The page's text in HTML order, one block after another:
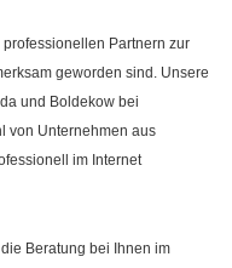
Partnern zur
geworden sind. Unsere
und Boldekow bei
von Unternehmen aus
im Internet
Beratung bei Ihnen im